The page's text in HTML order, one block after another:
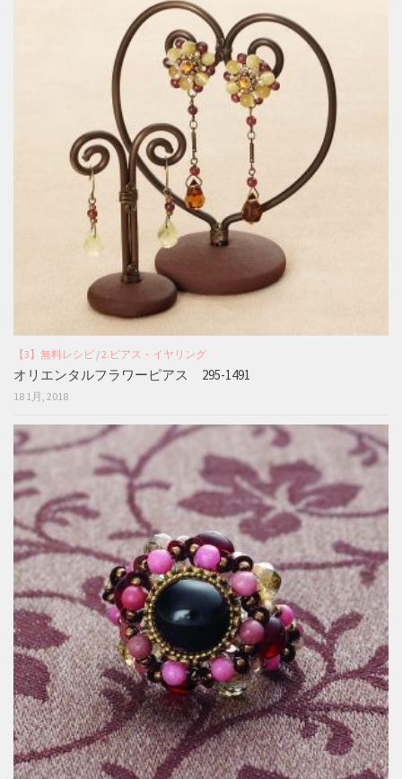
【3】無料レシピ /2.ピアス・イヤリング
オリエンタルフラワーピアス 295-1491
18 1月, 2018